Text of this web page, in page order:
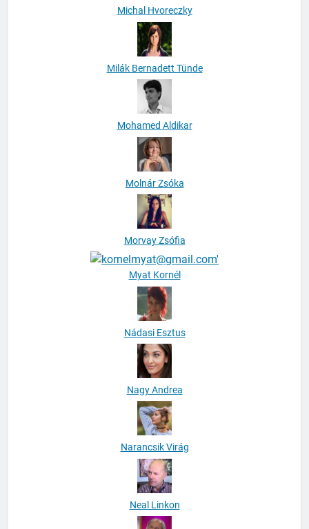
Michal Hvoreczky
Milák Bernadett Tünde
Mohamed Aldikar
Molnár Zsóka
Morvay Zsófia
Myat Kornél
Nádasi Esztus
Nagy Andrea
Narancsik Virág
Neal Linkon